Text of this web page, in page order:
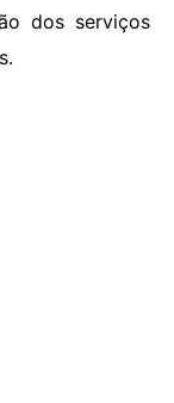
dos serviços